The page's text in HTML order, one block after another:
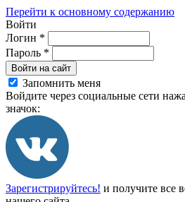
Перейти к основному содержанию
Войти
Логин *
Пароль *
Войти на сайт
Запомнить меня
Войдите через социальные сети
значок:
Зарегистрируйтесь! и получите все